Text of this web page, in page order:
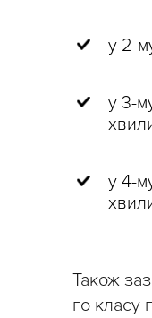
у 2-
у 3-
у 4-
Також
го класу